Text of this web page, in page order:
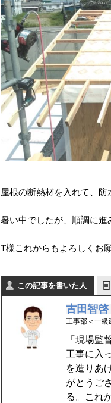
屋根の断熱材を入れて、防
暑い中でしたが、順調に進
T様これからもよろしくお
この記事を書いた人
古田智啓
工事部＜一級
「現場監
工事に入
を造りあ
がとうご
る。これ